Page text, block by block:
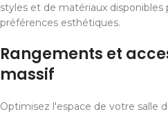
styles et de matériaux
préférences esthétiques.
Rangements et
massif
Optimisez l'espace de votre salle